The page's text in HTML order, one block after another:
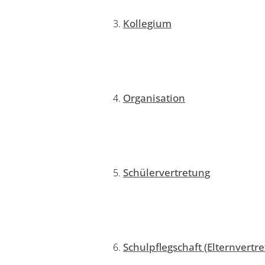
Kollegium
Organisation
Schülervertretung
Schulpflegschaft